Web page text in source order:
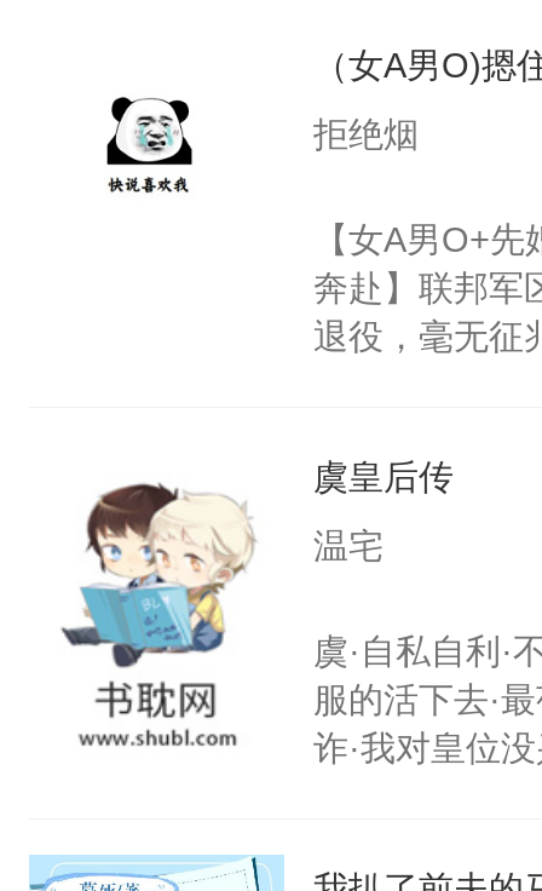
（女A男O)摁
拒绝烟
【女A男O+
奔赴】联邦军
退役，毫无征
要Omega？
桌）没门儿
烂衫。一早
惶惶哭个不停
的那个Alpha
到了一股异样
决心：死缠烂
虞皇后传
温宅
虞·自私自利·
服的活下去·
诈·我对皇位